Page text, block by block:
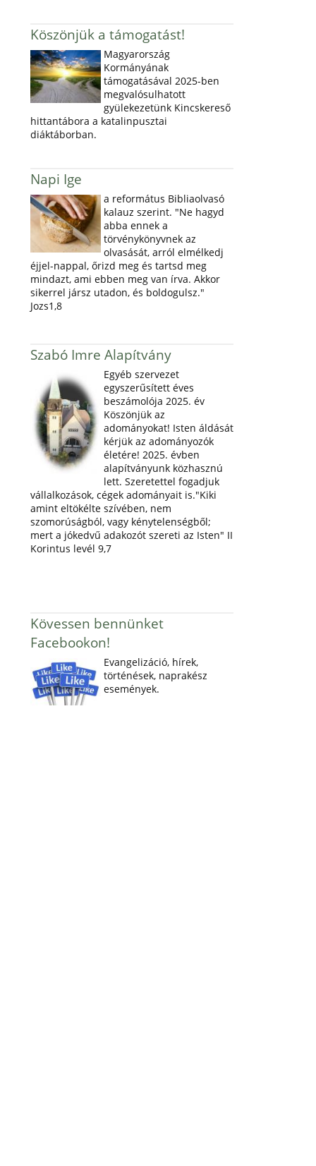
Köszönjük a támogatást!
Magyarország
Kormányának
támogatásával 2025-ben
megvalósulhatott
gyülekezetünk Kincskereső
hittantábora a katalinpusztai
diáktáborban.
Napi Ige
a református Bibliaolvasó
kalauz szerint. "Ne hagyd
abba ennek a
törvénykönyvnek az
olvasását, arról elmélkedj
éjjel-nappal, őrizd meg és tartsd meg
mindazt, ami ebben meg van írva. Akkor
sikerrel jársz utadon, és boldogulsz."
Jozs1,8
Szabó Imre Alapítvány
Egyéb szervezet
egyszerűsített éves
beszámolója 2025. év
Köszönjük az
adományokat! Isten áldását
kérjük az adományozók
életére! 2025. évben
alapítványunk közhasznú
lett. Szeretettel fogadjuk
vállalkozások, cégek adományait is."Kiki
amint eltökélte szívében, nem
szomorúságból, vagy kénytelenségből;
mert a jókedvű adakozót szereti az Isten" II
Korintus levél 9,7
Kövessen bennünket
Facebookon!
Evangelizáció, hírek,
történések, naprakész
események.